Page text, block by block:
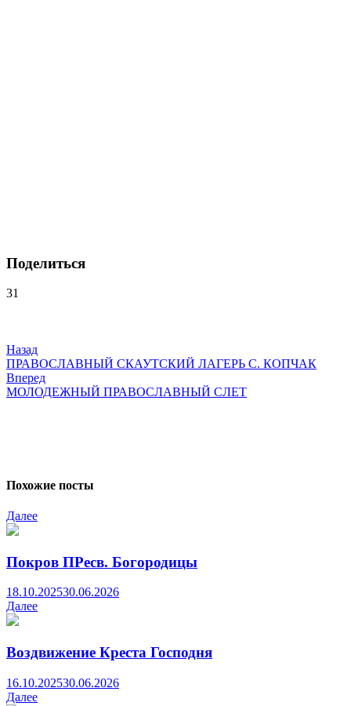
Поделиться
31
записям
Назад
ПРАВОСЛАВНЫЙ СКАУТСКИЙ ЛАГЕРЬ С. КОПЧАК
Вперед
МОЛОДЕЖНЫЙ ПРАВОСЛАВНЫЙ СЛЕТ
Похожие посты
Далее
Покров ПРесв. Богородицы
18.10.202530.06.2026
Далее
Воздвижение Креста Господня
16.10.202530.06.2026
Далее